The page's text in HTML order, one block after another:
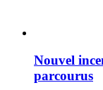
Nouvel
parcourus